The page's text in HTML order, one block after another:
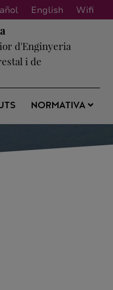
English Wifi
d'Enginyeria
i de
NORMATIVA